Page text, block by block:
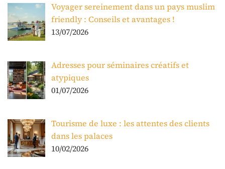
Voyager sereinement dans un pays muslim
friendly : Conseils et avantages !
13/07/2026
Adresses pour séminaires créatifs et
atypiques
01/07/2026
Tourisme de luxe : les attentes des clients
dans les palaces
10/02/2026